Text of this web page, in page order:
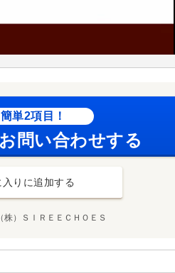
単2項目！
問い合わせする
入りに追加する
（株）ＳＩＲＥＥＣＨＯＥＳ